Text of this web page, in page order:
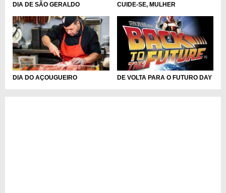
DIA DE SÃO GERALDO CUIDE-SE, MULHER
DIA DO AÇOUGUEIRO DE VOLTA PARA O FUTURO DAY